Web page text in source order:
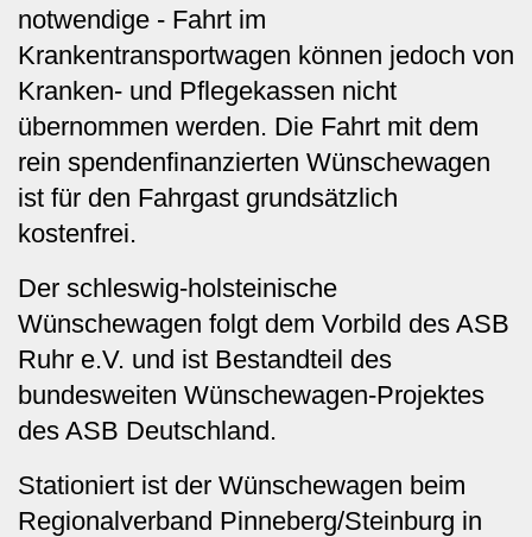
notwendige - Fahrt im
Krankentransportwagen können jedoch von
Kranken- und Pflegekassen nicht
übernommen werden. Die Fahrt mit dem
rein spendenfinanzierten Wünschewagen
ist für den Fahrgast grundsätzlich
kostenfrei.
Der schleswig-holsteinische
Wünschewagen folgt dem Vorbild des ASB
Ruhr e.V. und ist Bestandteil des
bundesweiten Wünschewagen-Projektes
des ASB Deutschland.
Stationiert ist der Wünschewagen beim
Regionalverband Pinneberg/Steinburg in